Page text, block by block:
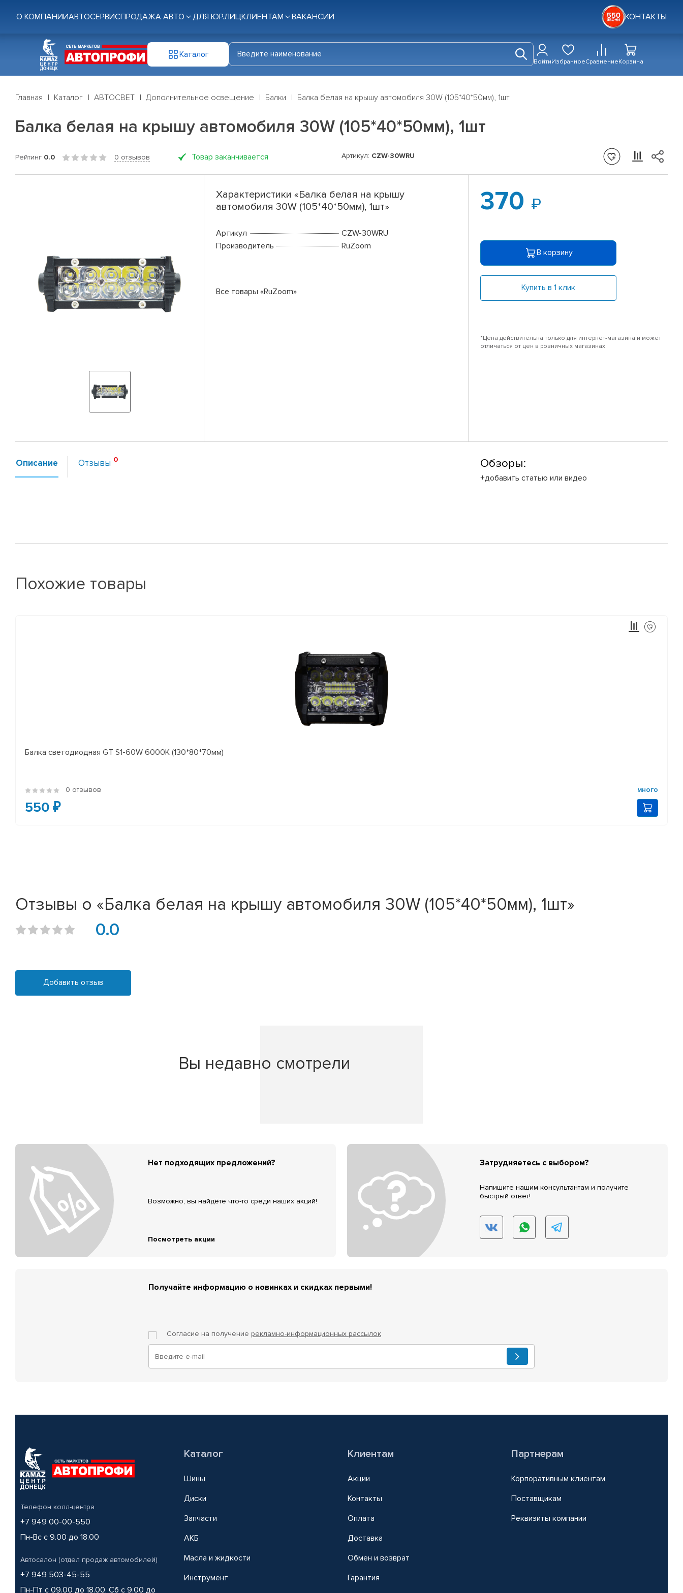
О КОМПАНИИАВТОСЕРВИСПРОДАЖА АВТО ДЛЯ ЮР.ЛИЦКЛИЕНТАМ ВАКАНСИИ КОНТАКТЫ
Каталог
ВойтиИзбранноеСравнениеКорзина
Главная Каталог АВТОСВЕТ Дополнительное освещение Балки Балка белая на крышу автомобиля 30W (105*40*50мм), 1шт
Балка белая на крышу автомобиля 30W (105*40*50мм), 1шт
Рейтинг 0.0 0 отзывов Товар заканчивается Артикул: CZW-30WRU
Характеристики «Балка белая на крышу
автомобиля 30W (105*40*50мм), 1шт»
Артикул
CZW-30WRU
Производитель
RuZoom
Все товары «RuZoom»
370
В корзину
Купить в 1 клик
*Цена действительна только для интернет-магазина и может
отличаться от цен в розничных магазинах
Описание Отзывы Обзоры:
+добавить статью или видео
Похожие товары
Балка светодиодная GT S1-60W 6000K (130*80*70мм)
0 отзывов много
550 ₽
Отзывы о «Балка белая на крышу автомобиля 30W (105*40*50мм), 1шт»
0.0
Добавить отзыв
Вы недавно смотрели
Нет подходящих предложений?
Возможно, вы найдёте что-то среди наших акций!
Посмотреть акции
Затрудняетесь с выбором?
Напишите нашим консультантам и получите
быстрый ответ!
Получайте информацию о новинках и скидках первыми!
Согласие на получение рекламно-информационных рассылок
Телефон колл-центра
+7 949 00-00-550
Пн-Вс с 9.00 до 18.00
Автосалон (отдел продаж автомобилей)
+7 949 503-45-55
Пн-Пт с 09.00 до 18.00, Сб с 9.00 до
Каталог
Шины
Диски
Запчасти
АКБ
Масла и жидкости
Инструмент
Клиентам
Акции
Контакты
Оплата
Доставка
Обмен и возврат
Гарантия
Партнерам
Корпоративным клиентам
Поставщикам
Реквизиты компании